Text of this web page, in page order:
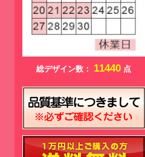
総デザイン数： 11440 点